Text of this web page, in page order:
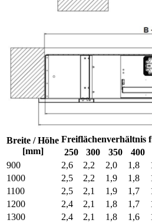
Breite / Höhe
[mm]
Freiflächenverhältnis
250
300 350 400
900
2,6 2,2 2,0 1,8
1000
2,5 2,2 1,9 1,8
1100
2,5 2,1 1,9 1,7
1200
2,4 2,1 1,8 1,7
1300
2,4 2,1 1,8 1,6